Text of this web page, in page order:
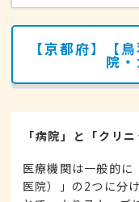
【京都府】【
院
「病院」と「クリ
医療機関は一般的に
医院）」の2つに分